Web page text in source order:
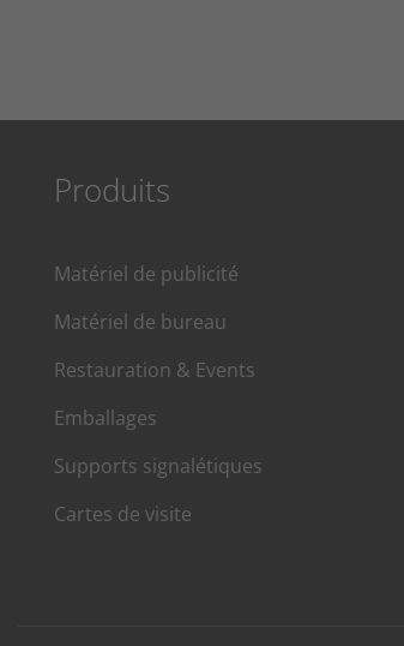
Produits
Matériel de publicité
Matériel de bureau
Restauration & Events
Emballages
Supports signalétiques
Cartes de visite